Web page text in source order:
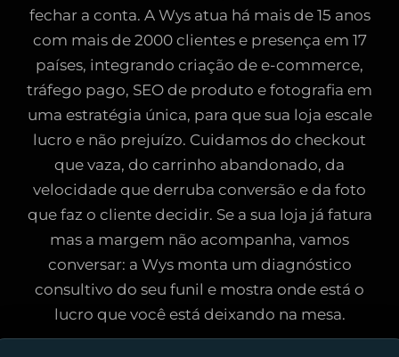
fechar a conta. A Wys atua há mais de 15 anos
com mais de 2000 clientes e presença em 17
países, integrando criação de e-commerce,
tráfego pago, SEO de produto e fotografia em
uma estratégia única, para que sua loja escale
lucro e não prejuízo. Cuidamos do checkout
que vaza, do carrinho abandonado, da
velocidade que derruba conversão e da foto
que faz o cliente decidir. Se a sua loja já fatura
mas a margem não acompanha, vamos
conversar: a Wys monta um diagnóstico
consultivo do seu funil e mostra onde está o
lucro que você está deixando na mesa.